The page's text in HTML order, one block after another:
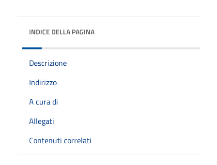
INDICE DELLA PAGINA
Descrizione
Indirizzo
A cura di
Allegati
Contenuti correlati